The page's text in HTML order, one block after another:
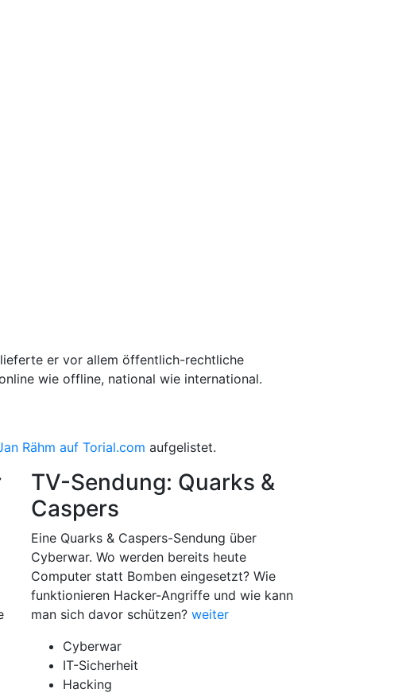
er vor allem öffentlich-rechtliche
wie offline, national wie international.
Rähm auf Torial.com aufgelistet.
TV-Sendung: Quarks &
Caspers
Eine Quarks & Caspers-Sendung über
Cyberwar. Wo werden bereits heute
Computer statt Bomben eingesetzt? Wie
funktionieren Hacker-Angriffe und wie kann
man sich davor schützen? weiter
Cyberwar
IT-Sicherheit
Hacking